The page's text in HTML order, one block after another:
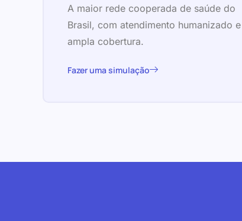
A maior rede cooperada de saúde do
Brasil, com atendimento humanizado e
ampla cobertura.
Fazer uma simulação